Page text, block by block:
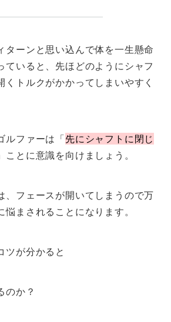
ターンと思い込んで体を一生懸命
ていると、先ほどのようにシャフ
くトルクがかかってしまいやすく
ルファーは「先にシャフトに閉じ
」ことに意識を向けましょう。
、フェースが開いてしまうので万
まされることになります。
ツが分かると
のか？